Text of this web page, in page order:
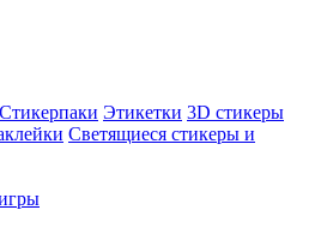
Стикерпаки Этикетки 3D стикеры
Светящиеся стикеры и